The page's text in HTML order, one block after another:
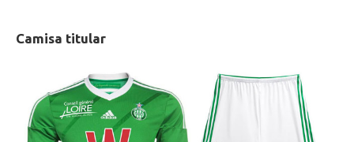
Camisa titular